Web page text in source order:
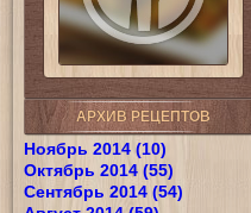
АРХИВ РЕЦЕПТОВ
Ноябрь 2014 (10)
Октябрь 2014 (55)
Сентябрь 2014 (54)